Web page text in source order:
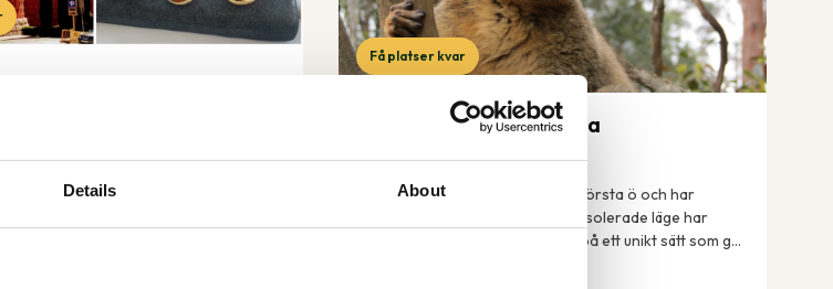
Details About
konst och historia tillsammans med
guide Cecilia. Vårt 4...
Få platser kvar
Madagaskar – rundresa
19 sep-3 okt 2026
Madagaskar är världens fjärde största ö och har
enastående natur. Tack vare sitt isolerade läge har
växter och djur på ön utvecklats på ett unikt sätt som gör